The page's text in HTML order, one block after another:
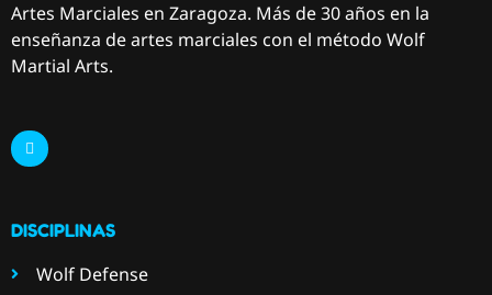
Artes Marciales en Zaragoza. Más de 30 años en la
enseñanza de artes marciales con el método Wolf
Martial Arts.
DISCIPLINAS
Wolf Defense